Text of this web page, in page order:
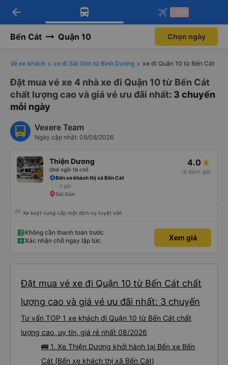
Tải app Vexere ngay!
Nhận ưu đãi thành viên độc
Mở app
Tải app Vexere
-30k/ghế khi đặt vé máy bay qua
Mở app
arrow_back -30k
Bến Cát Quận 10 Chọn ngày
Vé xe khách xe đi Sài Gòn từ Bình Dương xe đi Quận 10 từ Bến Cát
Đặt mua vé xe 4 nhà xe đi Quận 10 từ Bến Cát
chất lượng cao và giá vé ưu đãi nhất: 3 chuyến
mỗi ngày
Vexere Team
Ngày cập nhật: 09/08/2026
Thiện Dương
Ghế ngồi 16 chỗ
4.0
(6 đánh giá)
Bến xe khách thị xã Bến Cát
3 giờ
Sài Gòn
Xe buýt cung cấp một dịch vụ tuyệt vời!
Không cần thanh toán trước
Xác nhận chỗ ngay lập tức
Xem giá
Đặt mua vé xe đi Quận 10 từ Bến Cát chất
lượng cao và giá vé ưu đãi nhất: 3 chuyến
Tư vấn TOP 1 xe khách đi Quận 10 từ Bến Cát chất
lượng cao, uy tín, giá rẻ nhất 08/2026
🚌 1. Xe Thiện Dương khởi hành tại Bến xe Bến
Cát (Bến xe khách thị xã Bến Cát)